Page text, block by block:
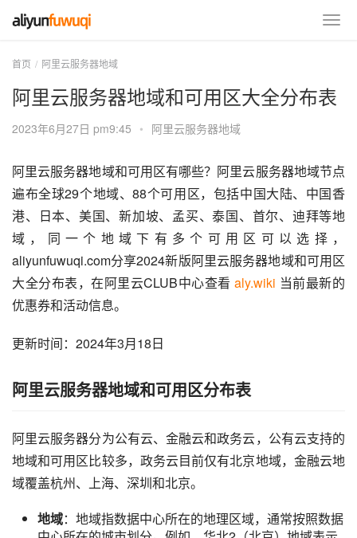
首页 阿里云服务器地域
阿里云服务器地域和可用区大全分布表
2023年6月27日 pm9:45 • 阿里云服务器地域
阿里云服务器地域和可用区有哪些？阿里云服务器地域节点
遍布全球29个地域、88个可用区，包括中国大陆、中国香
港、日本、美国、新加坡、孟买、泰国、首尔、迪拜等地
域，同一个地域下有多个可用区可以选择，
aliyunfuwuqi.com分享2024新版阿里云服务器地域和可用区
大全分布表，在阿里云CLUB中心查看 aly.wiki 当前最新的
优惠券和活动信息。
更新时间：2024年3月18日
阿里云服务器地域和可用区分布表
阿里云服务器分为公有云、金融云和政务云，公有云支持的
地域和可用区比较多，政务云目前仅有北京地域，金融云地
域覆盖杭州、上海、深圳和北京。
地域：地域指数据中心所在的地理区域，通常按照数据